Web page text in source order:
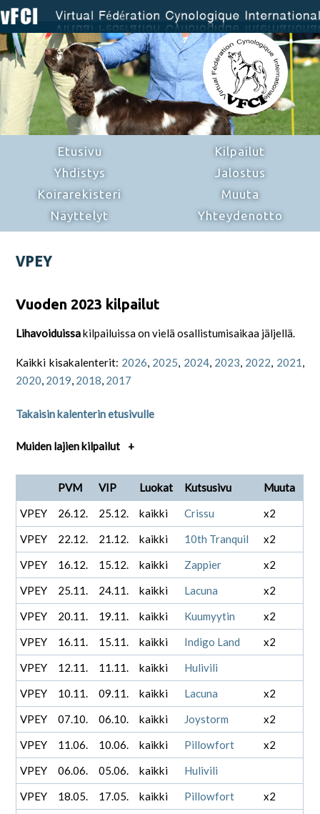
Etusivu
Yhdistys
Koirarekisteri
Näyttelyt
Kilpailut
Jalostus
Muuta
Yhteydenotto
VPEY
Vuoden 2023 kilpailut
Lihavoiduissakilpailuissa on vielä osallistumisaikaa jäljellä.
Kaikki kisakalenterit: 2026 2025 2024, 2023 2022 2021
2020 2019 2018 2017
Takaisin kalenterin etusivulle
Muiden lajien kilpailut +
PVM VIP Luokat Kutsusivu
Muuta
VPEY
26.12. 25.12. kaikki Crissu
x2
VPEY
22.12. 21.12. kaikki 10th Tranquil
x2
VPEY
16.12. 15.12. kaikki Zappier
x2
VPEY
25.11. 24.11. kaikki Lacuna
x2
VPEY
20.11. 19.11. kaikki Kuumyytin
x2
VPEY
16.11. 15.11. kaikki Indigo Land
x2
VPEY
12.11. 11.11. kaikki
Hulivili
VPEY
10.11. 09.11. kaikki Lacuna
x2
VPEY
07.10. 06.10. kaikki Joystorm
x2
VPEY
11.06. 10.06. kaikki Pillowfort
x2
VPEY
06.06. 05.06. kaikki
Hulivili
VPEY
18.05. 17.05. kaikki Pillowfort
x2